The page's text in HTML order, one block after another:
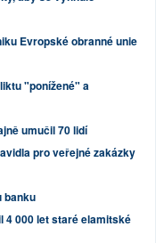
Evropské obranné unie
"ponížené" a
umučil 70 lidí
pro veřejné zakázky
banku
4 000 let staré elamitské